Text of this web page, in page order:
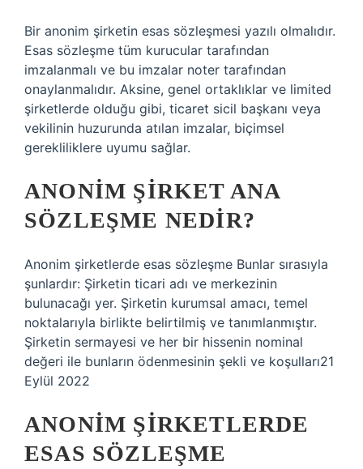
Bir anonim şirketin esas sözleşmesi yazılı olmalıdır.
Esas sözleşme tüm kurucular tarafından
imzalanmalı ve bu imzalar noter tarafından
onaylanmalıdır. Aksine, genel ortaklıklar ve limited
şirketlerde olduğu gibi, ticaret sicil başkanı veya
vekilinin huzurunda atılan imzalar, biçimsel
gerekliliklere uyumu sağlar.
ANONIM ŞIRKET ANA
SÖZLEŞME NEDIR?
Anonim şirketlerde esas sözleşme Bunlar sırasıyla
şunlardır: Şirketin ticari adı ve merkezinin
bulunacağı yer. Şirketin kurumsal amacı, temel
noktalarıyla birlikte belirtilmiş ve tanımlanmıştır.
Şirketin sermayesi ve her bir hissenin nominal
değeri ile bunların ödenmesinin şekli ve koşulları21
Eylül 2022
ANONIM ŞIRKETLERDE
ESAS SÖZLEŞME